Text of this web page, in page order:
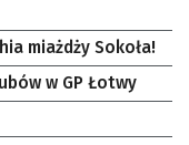
miażdży Sokoła!
w GP Łotwy